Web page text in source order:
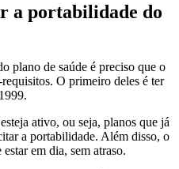
a portabilidade do
plano de saúde é preciso que o
O primeiro deles é ter
ativo, ou seja, planos que já
a portabilidade. Além disso, o
em dia, sem atraso.